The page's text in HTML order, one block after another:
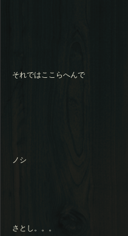
それではここらへんで
ノシ
さとし。。。